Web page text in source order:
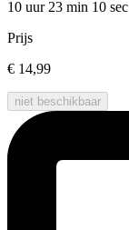
10 uur 23 min 10 sec
Prijs
€ 14,99
niet beschikbaar